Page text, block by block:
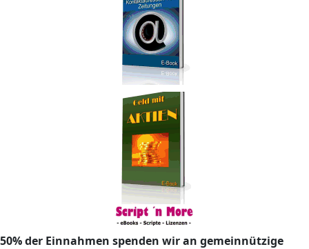
50% der Einnahmen spenden wir an gemeinnützige